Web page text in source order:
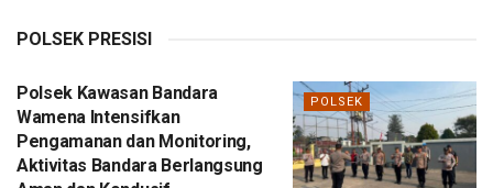
POLSEK PRESISI
POLSEK
Polsek Kawasan Bandara
Wamena Intensifkan
Pengamanan dan Monitoring,
Aktivitas Bandara Berlangsung